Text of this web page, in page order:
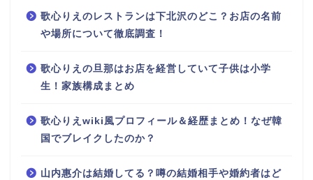
歌心りえのレストランは下北沢のどこ？お店の名前
や場所について徹底調査！
歌心りえの旦那はお店を経営していて子供は小学
生！家族構成まとめ
歌心りえwiki風プロフィール＆経歴まとめ！なぜ韓
国でブレイクしたのか？
山内惠介は結婚してる？噂の結婚相手や婚約者はど